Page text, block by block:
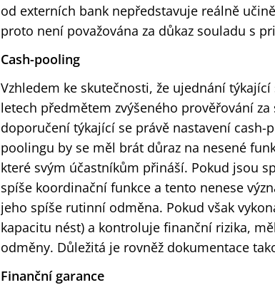
od externích bank nepředstavuje reálně
proto není považována za důkaz souladu s
Cash-pooling
Vzhledem ke skutečnosti, že ujednání
letech předmětem zvýšeného prověřování
doporučení týkající se právě nastavení
poolingu by se měl brát důraz na nesené
které svým účastníkům přináší. Pokud jsou
spíše koordinační funkce a tento nenese
jeho spíše rutinní odměna. Pokud však
kapacitu nést) a kontroluje finanční rizika,
odměny. Důležitá je rovněž dokumentace
Finanční garance